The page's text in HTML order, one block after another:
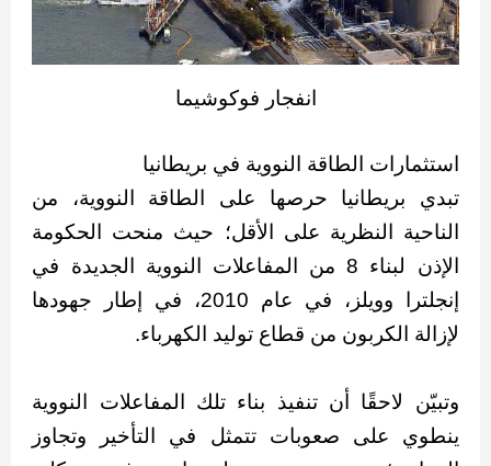
انفجار فوكوشيما
استثمارات الطاقة النووية في بريطانيا
تبدي بريطانيا حرصها على الطاقة النووية، من
الناحية النظرية على الأقل؛ حيث منحت الحكومة
الإذن لبناء 8 من المفاعلات النووية الجديدة في
إنجلترا وويلز، في عام 2010، في إطار جهودها
لإزالة الكربون من قطاع توليد الكهرباء.
وتبيّن لاحقًا أن تنفيذ بناء تلك المفاعلات النووية
ينطوي على صعوبات تتمثل في التأخير وتجاوز